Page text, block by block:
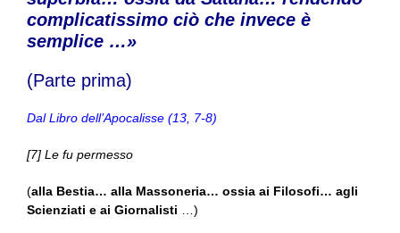
complicatissimo ciò che invece è
semplice …»
(Parte prima)
Dal Libro dell’Apocalisse (13, 7-8)
[7] Le fu permesso
(alla Bestia… alla Massoneria… ossia ai Filosofi… agli
Scienziati e ai Giornalisti
…)